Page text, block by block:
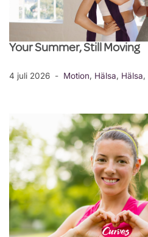
Your Summer, Still Moving
4 juli 2026 Motion, Hälsa, Hälsa,